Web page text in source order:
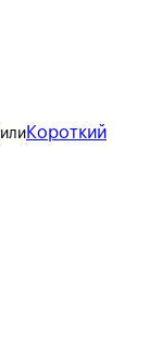
или Короткий